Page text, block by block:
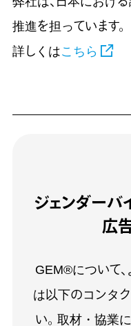
推進を担っています。
詳しくはこちら
ジェンダーバ
広
GEM®について、
以下のコンタクト
取材・協業につ